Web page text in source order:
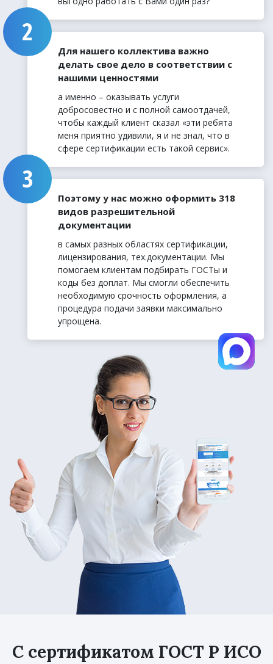
Для нашего коллектива важно
делать свое дело в соответствии с
нашими ценностями
а именно – оказывать услуги
добросовестно и с полной самоотдачей,
чтобы каждый клиент сказал «эти ребята
меня приятно удивили, я и не знал, что в
сфере сертификации есть такой сервис».
Поэтому у нас можно оформить 318
видов разрешительной
документации
в самых разных областях сертификации,
лицензирования, тех.документации. Мы
помогаем клиентам подбирать ГОСТы и
коды без доплат. Мы смогли обеспечить
необходимую срочность оформления, а
процедура подачи заявки максимально
упрощена.
С сертификатом ГОСТ Р ИСО